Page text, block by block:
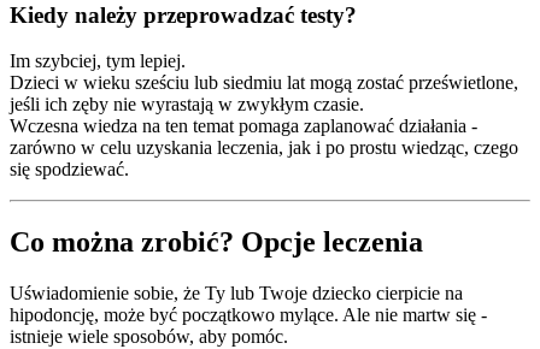
Kiedy należy przeprowadzać testy?
Im szybciej, tym lepiej.
Dzieci w wieku sześciu lub siedmiu lat mogą zostać prześwietlone,
jeśli ich zęby nie wyrastają w zwykłym czasie.
Wczesna wiedza na ten temat pomaga zaplanować działania -
zarówno w celu uzyskania leczenia, jak i po prostu wiedząc, czego
się spodziewać.
Co można zrobić? Opcje leczenia
Uświadomienie sobie, że Ty lub Twoje dziecko cierpicie na
hipodoncję, może być początkowo mylące. Ale nie martw się -
istnieje wiele sposobów, aby pomóc.